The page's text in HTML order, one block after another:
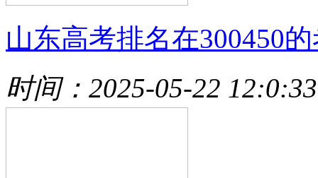
山东高考排名在300450
时间：2025-05-22 12:0:33